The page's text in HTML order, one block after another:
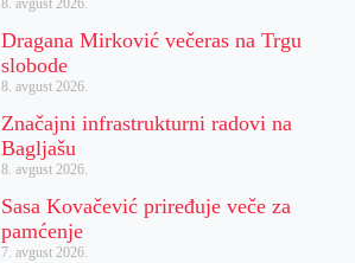
8. avgust 2026.
Dragana Mirković večeras na Trgu
slobode
8. avgust 2026.
Značajni infrastrukturni radovi na
Bagljašu
8. avgust 2026.
Sasa Kovačević priređuje veče za
pamćenje
7. avgust 2026.